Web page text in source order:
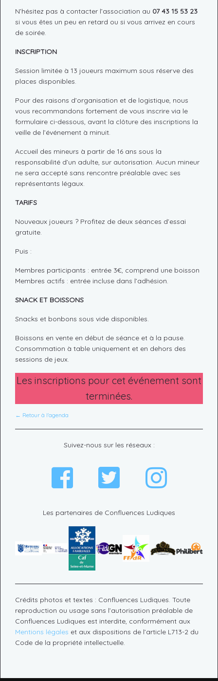
N’hésitez pas à contacter l’association au 07 43 15 53 23
si vous êtes un peu en retard ou si vous arrivez en cours
de soirée.
INSCRIPTION
Session limitée à 13 joueurs maximum sous réserve des
places disponibles.
Pour des raisons d’organisation et de logistique, nous
vous recommandons fortement de vous inscrire via le
formulaire ci-dessous, avant la clôture des inscriptions la
veille de l’événement à minuit.
Accueil des mineurs à partir de 16 ans sous la
responsabilité d’un adulte, sur autorisation. Aucun mineur
ne sera accepté sans rencontre préalable avec ses
représentants légaux.
TARIFS
Nouveaux joueurs ? Profitez de deux séances d’essai
gratuite.
Puis :
Membres participants : entrée 3€, comprend une boisson
Membres actifs : entrée incluse dans l’adhésion.
SNACK ET BOISSONS
Snacks et bonbons sous vide disponibles.
Boissons en vente en début de séance et à la pause.
Consommation à table uniquement et en dehors des
sessions de jeux.
Les inscriptions pour cet événement sont
terminées.
← Retour à l'agenda
Les partenaires de Confluences Ludiques
Suivez-nous sur les réseaux :
Crédits photos et textes : Confluences Ludiques. Toute
reproduction ou usage sans l’autorisation préalable de
Confluences Ludiques est interdite, conformément aux
Mentions légales et aux dispositions de l’article L713-2 du
Code de la propriété intellectuelle.